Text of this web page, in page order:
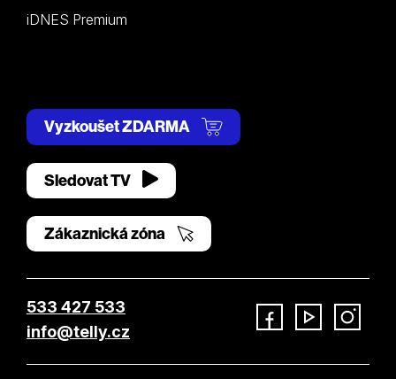
iDNES Premium
Vyzkoušet ZDARMA
Sledovat TV
Zákaznická zóna
533 427 533
info@telly.cz